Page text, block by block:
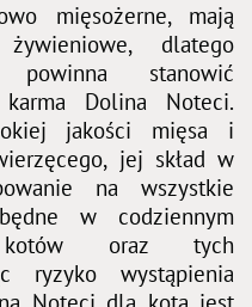
mięsożerne, mają
dlatego
stanowić
karma Dolina Noteci.
jakości mięsa i
jej skład w
na wszystkie
w codziennym
kotów oraz tych
ryzyko wystąpienia